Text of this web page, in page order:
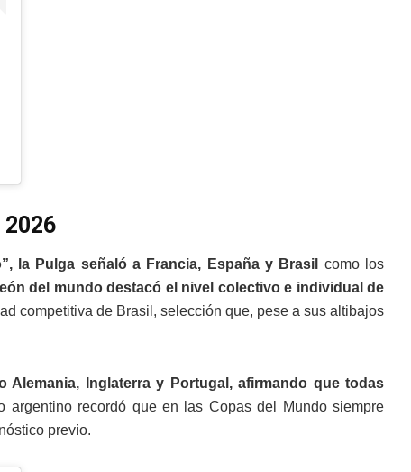
la Pulga señaló a Francia, España y Brasil
como los
del mundo destacó el nivel colectivo e individual de
competitiva de Brasil, selección que, pese a sus altibajos
Inglaterra y Portugal, afirmando que todas
argentino recordó que en las Copas del Mundo siempre
previo.